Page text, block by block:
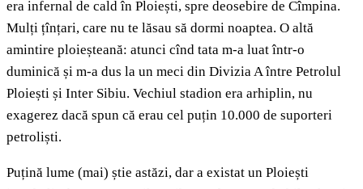
era infernal de cald în Ploiești, spre deosebire de Cîmpina.
Mulți țînțari, care nu te lăsau să dormi noaptea. O altă
amintire ploieșteană: atunci cînd tata m-a luat într-o
duminică și m-a dus la un meci din Divizia A între Petrolul
Ploiești și Inter Sibiu. Vechiul stadion era arhiplin, nu
exagerez dacă spun că erau cel puțin 10.000 de suporteri
petroliști.
Puțină lume (mai) știe astăzi, dar a existat un Ploiești